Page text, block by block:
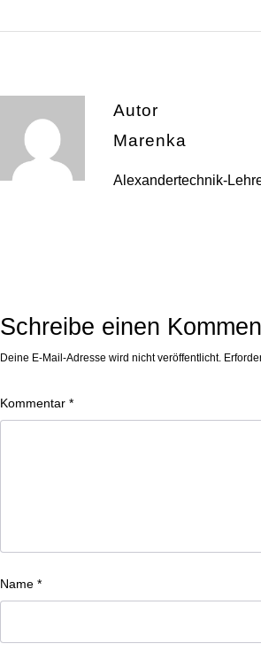
Autor
Marenka
Alexandertechnik-
Schreibe einen
Deine E-Mail-Adresse wird nicht veröffentlicht.
Kommentar *
Name *